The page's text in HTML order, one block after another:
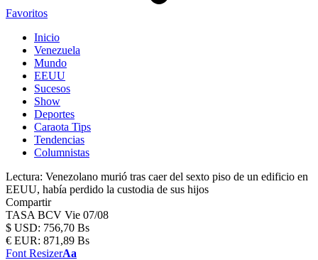
Favoritos
Inicio
Venezuela
Mundo
EEUU
Sucesos
Show
Deportes
Caraota Tips
Tendencias
Columnistas
Lectura: Venezolano murió tras caer del sexto piso de un edificio en
EEUU, había perdido la custodia de sus hijos
Compartir
TASA BCV Vie 07/08
$ USD: 756,70 Bs
€ EUR: 871,89 Bs
Font ResizerAa